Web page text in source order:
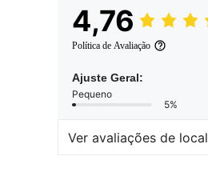
4,76
Política de Avaliação
Ajuste Geral:
Pequeno
5%
Ver avaliações de local